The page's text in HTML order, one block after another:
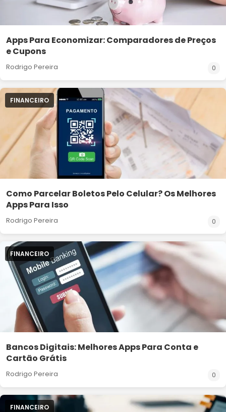
Apps Para Economizar: Comparadores de Preços
e Cupons
Rodrigo Pereira 0
FINANCEIRO
Como Parcelar Boletos Pelo Celular? Os Melhores
Apps Para Isso
Rodrigo Pereira 0
FINANCEIRO
Bancos Digitais: Melhores Apps Para Conta e
Cartão Grátis
Rodrigo Pereira 0
FINANCEIRO